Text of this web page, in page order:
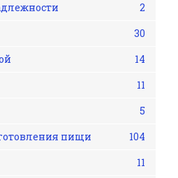
2
30
14
11
5
пищи
104
11